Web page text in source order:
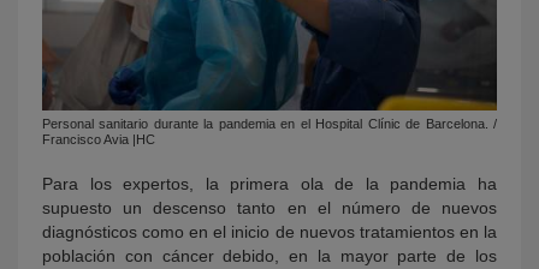
Personal sanitario durante la pandemia en el Hospital Clínic de Barcelona. /
Francisco Avia |HC
Para los expertos, la primera ola de la pandemia ha
supuesto un descenso tanto en el número de nuevos
diagnósticos como en el inicio de nuevos tratamientos en la
población con cáncer debido, en la mayor parte de los